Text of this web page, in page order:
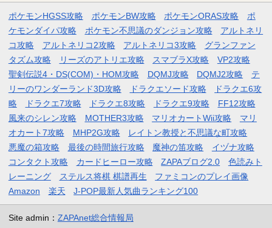
ポケモンHGSS攻略 ポケモンBW攻略 ポケモンORAS攻略
ポ
ケモンダイパ攻略
ポケモン不思議のダンジョン攻略
アルトネリ
コ攻略
アルトネリコ2攻略 アルトネリコ3攻略
グランファン
タズム攻略
リーズのアトリエ攻略 スマブラX攻略
VP2攻略
聖剣伝説4・DS(COM)・HOM攻略
DQMJ攻略 DQMJ2攻略
テ
リーのワンダーランド3D攻略
ドラクエソード攻略
ドラクエ6攻
略
ドラクエ7攻略 ドラクエ8攻略 ドラクエ9攻略
FF12攻略
風来のシレン攻略
MOTHER3攻略 マリオカートWii攻略
マリ
オカート7攻略
MHP2G攻略
レイトン教授と不思議な町攻略
悪魔の箱攻略
最後の時間旅行攻略 魔神の笛攻略
イヅナ攻略
コンタクト攻略
カードヒーロー攻略 ZAPAブログ2.0
色読みト
レーニング
ステルス将棋 棋譜再生
ファミコンのプレイ画像
Amazon
楽天 J-POP最新人気曲ランキング100
Site admin： ZAPAnet総合情報局